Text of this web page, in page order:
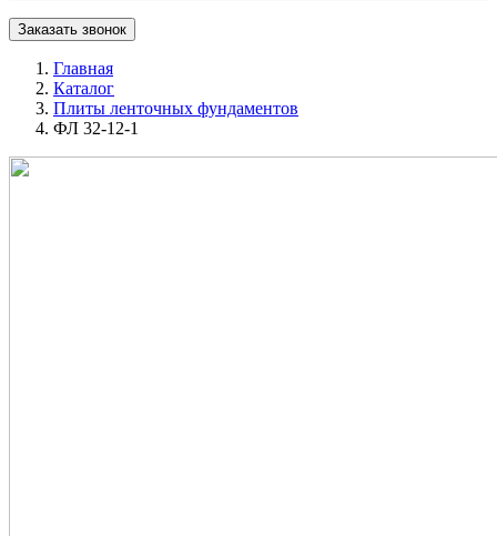
Заказать звонок
Главная
Каталог
Плиты ленточных фундаментов
ФЛ 32-12-1